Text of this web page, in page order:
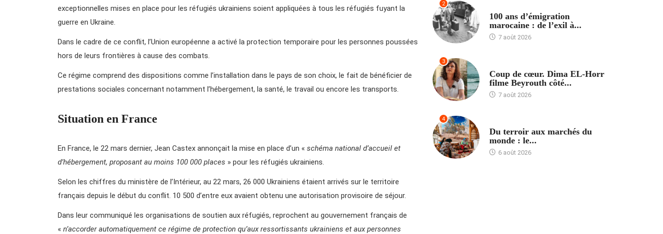
exceptionnelles mises en place pour les réfugiés ukrainiens soient appliquées à tous les réfugiés fuyant la
guerre en Ukraine.
Dans le cadre de ce conflit, l’Union européenne a activé la protection temporaire pour les personnes poussées
hors de leurs frontières à cause des combats.
Ce régime comprend des dispositions comme l’installation dans le pays de son choix, le fait de bénéficier de
prestations sociales concernant notamment l’hébergement, la santé, le travail ou encore les transports.
Situation en France
En France, le 22 mars dernier, Jean Castex annonçait la mise en place d’un « schéma national d’accueil et
d’hébergement, proposant au moins 100 000 places » pour les réfugiés ukrainiens.
Selon les chiffres du ministère de l’Intérieur, au 22 mars, 26 000 Ukrainiens étaient arrivés sur le territoire
français depuis le début du conflit. 10 500 d’entre eux avaient obtenu une autorisation provisoire de séjour.
Dans leur communiqué les organisations de soutien aux réfugiés, reprochent au gouvernement français de
« n’accorder automatiquement ce régime de protection qu’aux ressortissants ukrainiens et aux personnes
2
100 ans d’émigration
marocaine : de l’exil à...
7 août 2026
3
Coup de cœur. Dima EL-Horr
filme Beyrouth côté...
7 août 2026
4
Du terroir aux marchés du
monde : le...
6 août 2026